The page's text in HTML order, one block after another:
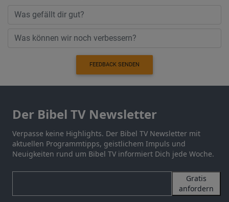
FEEDBACK SENDEN
Der Bibel TV Newsletter
Verpasse keine Highlights. Der Bibel TV Newsletter mit
aktuellen Programmtipps, geistlichem Impuls und
Neuigkeiten rund um Bibel TV informiert Dich jede Woche.
Gratis
anfordern